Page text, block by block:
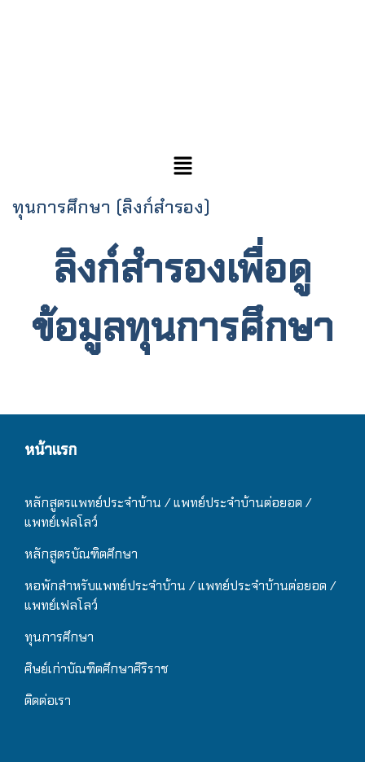
ทุนการศึกษา (ลิงก์สำรอง)
ลิงก์สำรองเพื่อดู
ข้อมูลทุนการศึกษา
หน้าแรก
หลักสูตรแพทย์ประจำบ้าน / แพทย์ประจำบ้านต่อยอด /
แพทย์เฟลโลว์
หลักสูตรบัณฑิตศึกษา
หอพักสำหรับแพทย์ประจำบ้าน / แพทย์ประจำบ้านต่อยอด /
แพทย์เฟลโลว์
ทุนการศึกษา
ศิษย์เก่าบัณฑิตศึกษาศิริราช
ติดต่อเรา